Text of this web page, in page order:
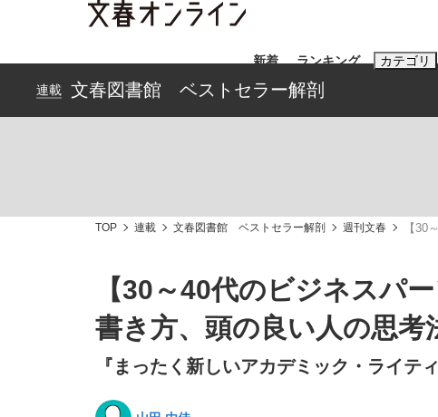
新着 ランキング カテゴリ
「90%は失敗する。でも…」本田圭佑が初めて明
終戦から81年
#藤田晋 #三山凌
連載 文春図書館 ベストセラー解剖
TOP 連載 文春図書館 ベストセラー解剖 週刊文春 【30
【30～40代のビジネスパ
書き方、頭の良い人の思考
『まったく新しいアカデミック・ライ